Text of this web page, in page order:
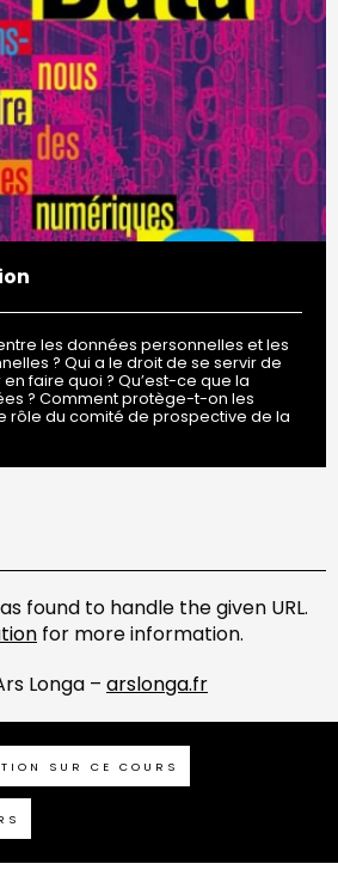
les données personnelles et les
? Qui a le droit de se servir de
faire quoi ? Qu’est-ce que la
? Comment protège-t-on les
rôle du comité de prospective de la
found to handle the given URL.
for more information.
Longa – arslonga.fr
SUR CE COURS